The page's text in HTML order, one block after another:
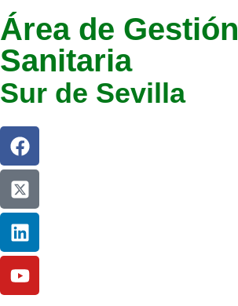
Área de Gestión
Sanitaria
Sur de Sevilla